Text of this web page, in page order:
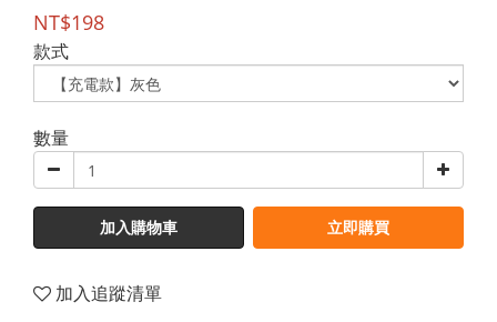
NT$198
款式
數量
加入購物車 立即購買
加入追蹤清單